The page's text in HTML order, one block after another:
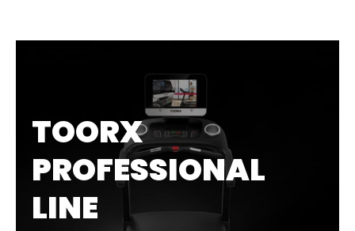
TOORX
PROFESSIONAL
LINE